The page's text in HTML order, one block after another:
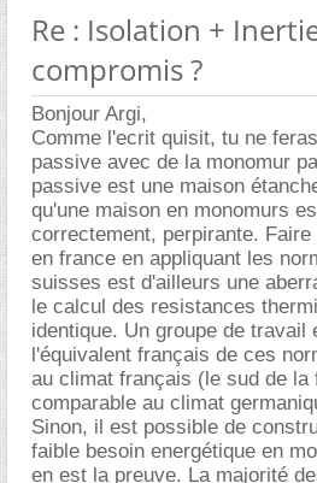
Re : Isolation +
compromis ?
Bonjour Argi,
Comme l'ecrit quisit, tu ne
passive avec de la monomur
passive est une maison
qu'une maison en monomurs
correctement, perpirante.
en france en appliquant les
suisses est d'ailleurs une
le calcul des resistances
identique. Un groupe de travail
l'équivalent français de ces
au climat français (le sud de la
comparable au climat
Sinon, il est possible de
faible besoin energétique en
en est la preuve. La majorité